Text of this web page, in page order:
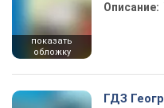
показать
обложку
Описание:
ГДЗ